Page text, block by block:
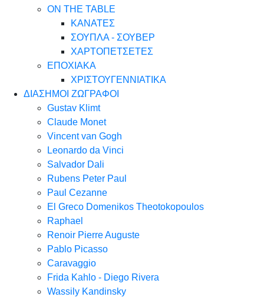
ON THE TABLE
ΚΑΝΑΤΕΣ
ΣΟΥΠΛΑ - ΣΟΥΒΕΡ
ΧΑΡΤΟΠΕΤΣΕΤΕΣ
ΕΠΟΧΙΑΚΑ
ΧΡΙΣΤΟΥΓΕΝΝΙΑΤΙΚΑ
ΔΙΑΣΗΜΟΙ ΖΩΓΡΑΦΟΙ
Gustav Klimt
Claude Monet
Vincent van Gogh
Leonardo da Vinci
Salvador Dali
Rubens Peter Paul
Paul Cezanne
El Greco Domenikos Theotokopoulos
Raphael
Renoir Pierre Auguste
Pablo Picasso
Caravaggio
Frida Kahlo - Diego Rivera
Wassily Kandinsky